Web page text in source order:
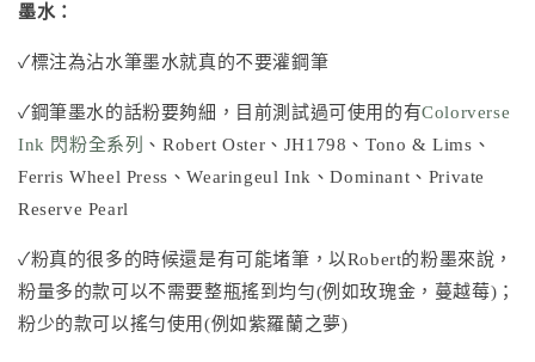
墨水：
✓標注為沾水筆墨水就真的不要灌鋼筆
✓鋼筆墨水的話粉要夠細，目前測試過可使用的有Colorverse
Ink 閃粉全系列
、Robert Oster 、 JH1798 、Tono & Lims 、
Ferris Wheel Press 、Wearingeul Ink 、Dominant、Private
Reserve Pearl
✓粉真的很多的時候還是有可能堵筆，以Robert的粉墨來說，
粉量多的款可以不需要整瓶搖到均勻(例如玫瑰金，蔓越莓)；
粉少的款可以搖勻使用(例如紫羅蘭之夢)